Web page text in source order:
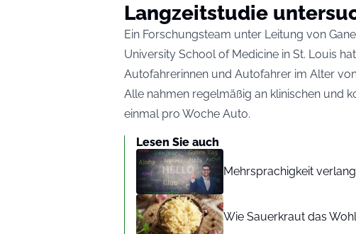
Langzeitstudie
Ein Forschungsteam unter Leitung von
University School of Medicine in St. Louis
Autofahrerinnen und Autofahrer im Alter
Alle nahmen regelmäßig an klinischen und
einmal pro Woche Auto.
Lesen Sie auch
Mehrsprachigkeit
Wie Sauerkraut das